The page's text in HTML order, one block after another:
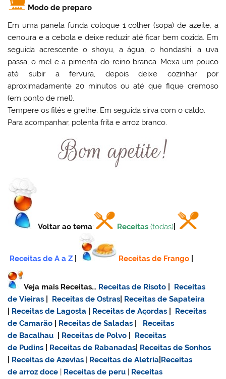
Modo de preparo
Em uma panela funda coloque 1 colher (sopa) de azeite, a
cenoura e a cebola e deixe reduzir até ficar bem cozida. Em
seguida acrescente o shoyu, a água, o hondashi, a uva
passa, o mel e a pimenta-do-reino branca. Mexa um pouco
até subir a fervura, depois deixe cozinhar por
aproximadamente 20 minutos ou até que fique cremoso
(em ponto de mel).
Tempere os filés e grelhe. Em seguida sirva com o caldo.
Para acompanhar, polenta frita e arroz branco.
Voltar ao tema: Receitas (todas)
Receitas de A a Z Receitas de Frango
Veja mais Receitas… Receitas de Risoto
Receitas
de Vieiras
Receitas de Ostras Receitas de Sapateira
Receitas de Lagosta Receitas de Açordas
Receitas
de Camarão
Receitas de Saladas
Receitas
de Bacalhau
Receitas de Polvo
Receitas
de Pudins
Receitas de Rabanadas Receitas de Sonhos
Receitas de Azevias | Receitas de Aletria Receitas
dearroz doce | Receitas de peru | Receitas